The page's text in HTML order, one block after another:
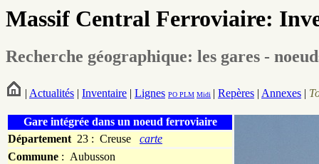
Massif Central Ferroviaire:
Recherche géographique: les gares -
| Actualités | Inventaire | Lignes PO PLM Midi | Repères | Annexes |
Gare intégrée dans un noeud ferroviaire
Département 23 : Creuse carte
Commune : Aubusson